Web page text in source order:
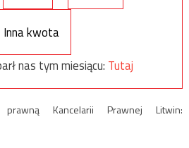
Inna kwota
nas tym miesiącu: Tutaj
Kancelarii Prawnej Litwin: